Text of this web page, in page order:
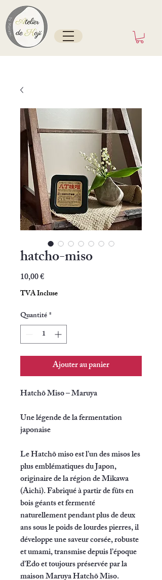
hatcho-miso
10,00 €Prix
TVA Incluse
Quantité*
Ajouter au panier
Hatchō Miso – Maruya
Une légende de la fermentation
japonaise
LeHatchō misoest l’un des misos les
plus emblématiques du Japon,
originaire de la région de Mikawa
(Aichi). Fabriqué à partir defûts en
bois géantset fermenté
naturellement pendant plus de deux
ans sous le poids de lourdes pierres, il
développe une saveurcorsée, robuste
et umami, transmise depuis l’époque
d’Edo et toujours préservée par la
maisonMaruya Hatchō Miso.